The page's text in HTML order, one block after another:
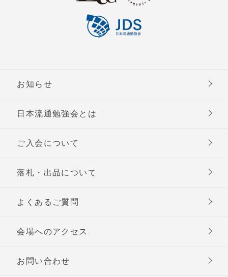
お知らせ
日本流通勉強会とは
ご入会について
落札・出品について
よくあるご質問
会場へのアクセス
お問い合わせ